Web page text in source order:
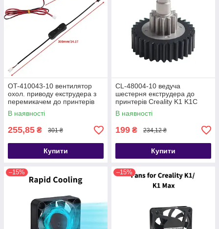
OT-410043-10 вентилятор
охол. приводу екструдера з
перемикачем до принтерів
Bambu Lab A1, A1 mini
В наявності
255,85 ₴ 301 ₴
Купити
CL-48004-10 ведуча
шестерня екструдера до
принтерів Creality K1 K1C
K1Max
В наявності
199 ₴ 234,12 ₴
Купити
–15% –15%